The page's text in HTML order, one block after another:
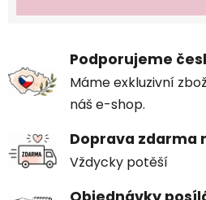
Podporujeme
Máme exkluzivní
náš e-shop.
Doprava zdarma
Vždycky potěší